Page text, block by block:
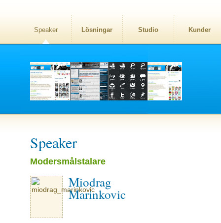
Speaker Lösningar Studio Kunder
Speaker
Modersmålstalare
Miodrag
Marinkovic